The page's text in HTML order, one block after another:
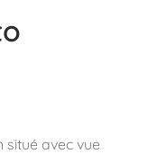
avec vue